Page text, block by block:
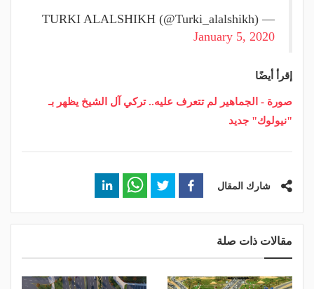
— TURKI ALALSHIKH (@Turki_alalshikh)
January 5, 2020
إقرأ أيضًا
صورة - الجماهير لم تتعرف عليه.. تركي آل الشيخ يظهر بـ
"نيولوك" جديد
شارك المقال
مقالات ذات صلة